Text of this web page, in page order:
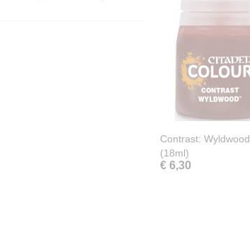
Contrast: Wyldwood
(18ml)
€ 6,30